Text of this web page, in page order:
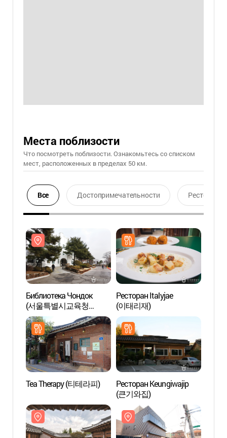
Места поблизости
Что посмотреть поблизости. Ознакомьтесь со списком
мест, расположенных в пределах 50 км.
Все Достопримечательности Ресторан
Библиотека Чондок
(서울특별시교육청
정독도서관)
Ресторан Italyjae
(이태리재)
Tea Therapy (티테라피)
Ресторан Keungiwajip
(큰기와집)